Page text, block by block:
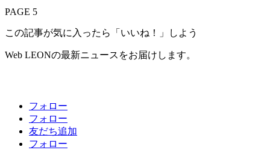
PAGE 5
この記事が気に入ったら「いいね！」しよう
Web LEONの最新ニュースをお届けします。
フォロー
フォロー
友だち追加
フォロー